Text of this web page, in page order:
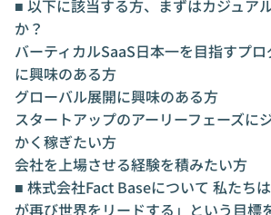
■ 以下に該当する方、まずはカジュア
か？
バーティカルSaaS日本一を目指すプ
に興味のある方
グローバル展開に興味のある方
スタートアップのアーリーフェーズに
かく稼ぎたい方
会社を上場させる経験を積みたい方
■ 株式会社Fact Baseについて 私たち
が再び世界をリードする」という目標